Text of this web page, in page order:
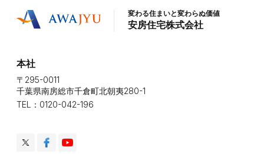
変わる住まいと変わらぬ価値
安房住宅株式会社
本社
〒295-0011
千葉県南房総市千倉町北朝夷280-1
TEL：0120-042-196